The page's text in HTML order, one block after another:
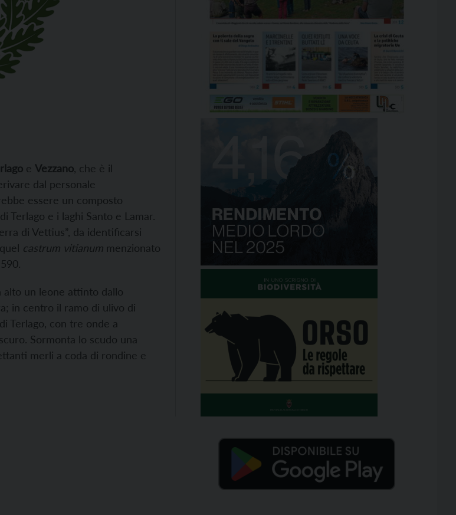
e Vezzano, che è il
dal personale
essere un composto
Terlago e i laghi Santo e Lamar.
di Vettius”, da identificarsi
castrum vitianum menzionato
alto un leone attinto dallo
in centro il ramo di ulivo di
Terlago, con tre onde a
Sormonta lo scudo una
merli a coda di rondine e